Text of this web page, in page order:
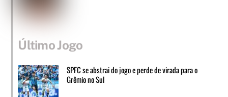
Último Jogo
SPFC se abstrai do jogo e perde de virada para o
Grêmio no Sul